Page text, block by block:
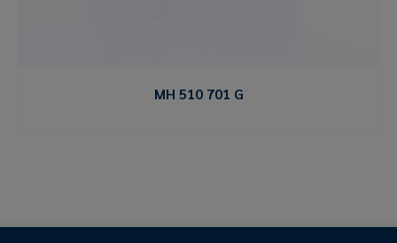
MH 510 701 G